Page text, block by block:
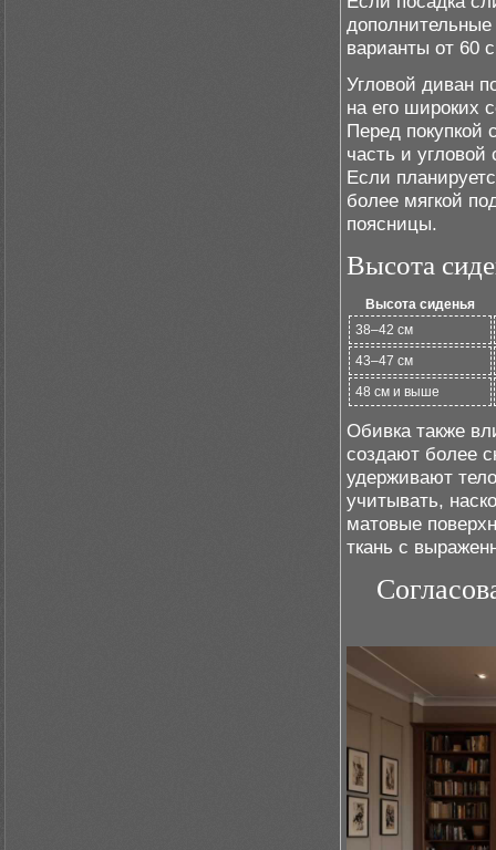
варианты от 60
Угловой диван
на его широких
Перед покупкой
часть и угловой
Если
более мягкой
поясницы.
Высота
Высота сиденья
38–42 см
43–47 см
48 см и выше
Обивка также
создают более
удерживают
учитывать,
матовые
ткань с